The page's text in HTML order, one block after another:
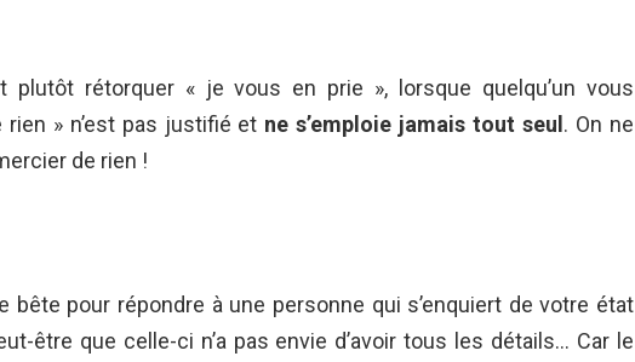
plutôt rétorquer « je vous en prie », lorsque quelqu’un vous
rien » n’est pas justifié et ne s’emploie jamais tout seul. On ne
de rien !
bête pour répondre à une personne qui s’enquiert de votre état
être que celle-ci n’a pas envie d’avoir tous les détails… Car le